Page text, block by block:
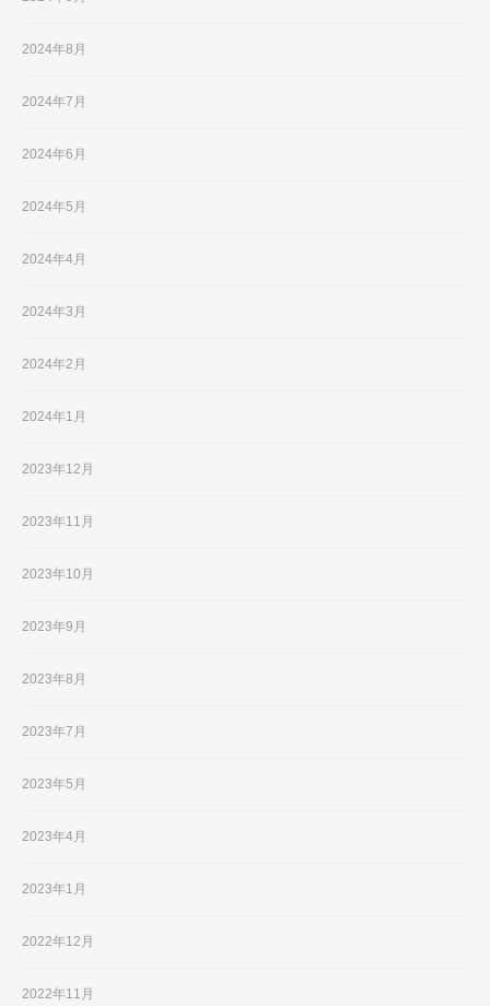
2024年8月
2024年7月
2024年6月
2024年5月
2024年4月
2024年3月
2024年2月
2024年1月
2023年12月
2023年11月
2023年10月
2023年9月
2023年8月
2023年7月
2023年5月
2023年4月
2023年1月
2022年12月
2022年11月